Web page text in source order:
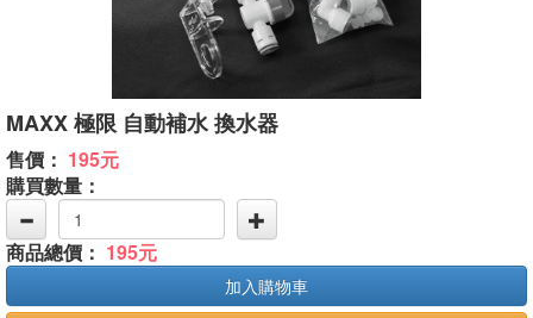
MAXX 極限 自動補水 換水器
售價： 195元
購買數量：
商品總價： 195元
加入購物車